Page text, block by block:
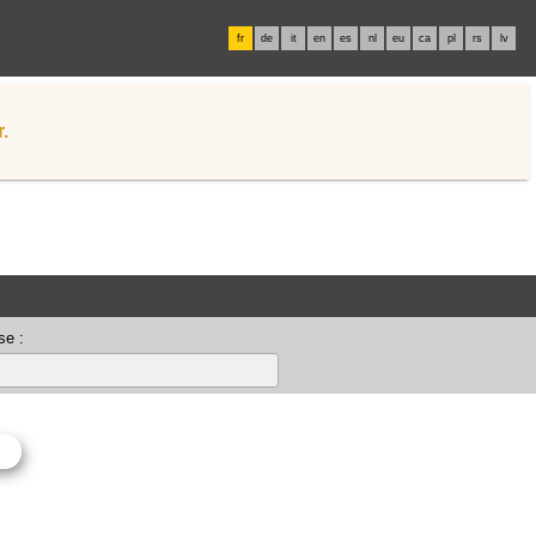
fr de it en es nl eu ca pl rs lv
: